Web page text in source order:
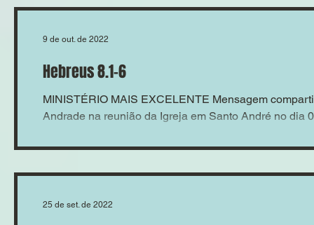
Hebreus 8.1-6
MINISTÉRIO MAIS EXCELENTE Mensagem
Andrade na reunião da Igreja em Santo André no dia
9 de out. de 2022
25 de set. de 2022